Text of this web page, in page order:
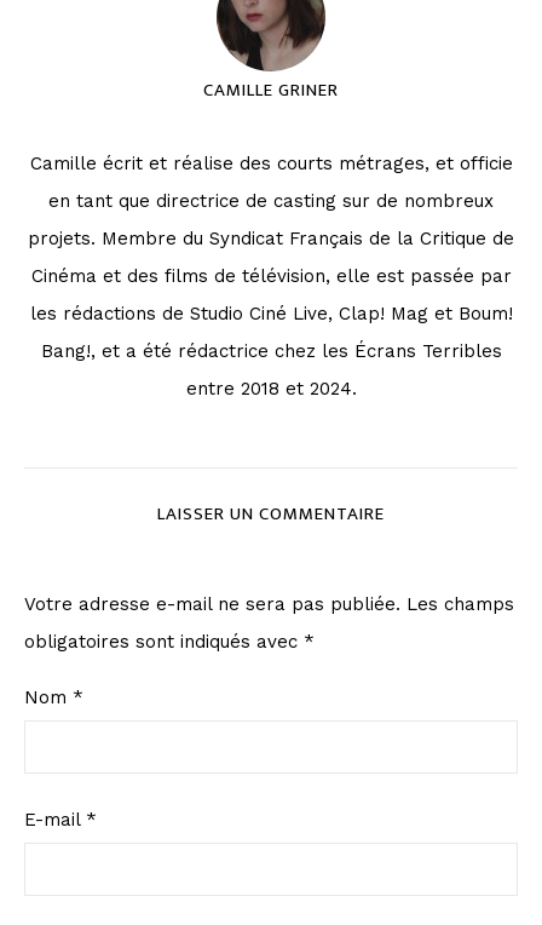
CAMILLE GRINER
Camille écrit et réalise des courts métrages, et officie
en tant que directrice de casting sur de nombreux
projets. Membre du Syndicat Français de la Critique de
Cinéma et des films de télévision, elle est passée par
les rédactions de Studio Ciné Live, Clap! Mag et Boum!
Bang!, et a été rédactrice chez les Écrans Terribles
entre 2018 et 2024.
LAISSER UN COMMENTAIRE
Votre adresse e-mail ne sera pas publiée. Les champs
obligatoires sont indiqués avec *
Nom *
E-mail *